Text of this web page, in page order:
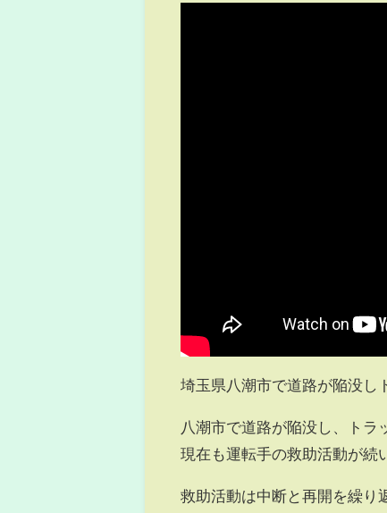
埼玉県八潮市で道路が陥没し
八潮市で道路が陥没し、トラ
現在も運転手の救助活動が続
救助活動は中断と再開を繰り